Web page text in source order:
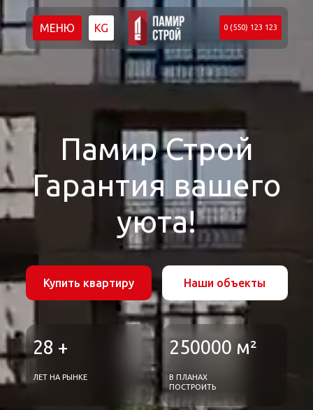
0 (550) 123 123
МЕНЮ KG
Памир Строй
Гарантия вашего
уюта!
Купить квартиру Наши объекты
28 +
ЛЕТ НА РЫНКЕ
250000 м²
В ПЛАНАХ
ПОСТРОИТЬ